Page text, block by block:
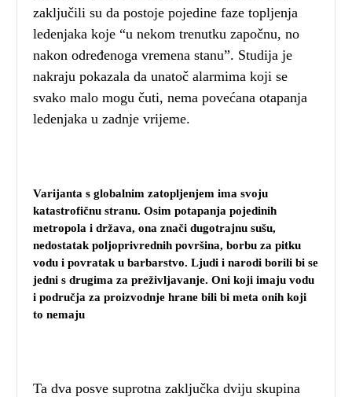
zaključili su da postoje pojedine faze topljenja
ledenjaka koje “u nekom trenutku započnu, no
nakon određenoga vremena stanu”. Studija je
nakraju pokazala da unatoč alarmima koji se
svako malo mogu čuti, nema povećana otapanja
ledenjaka u zadnje vrijeme.
Varijanta s globalnim zatopljenjem ima svoju
katastrofičnu stranu. Osim potapanja pojedinih
metropola i država, ona znači dugotrajnu sušu,
nedostatak poljoprivrednih površina, borbu za pitku
vodu i povratak u barbarstvo. Ljudi i narodi borili bi se
jedni s drugima za preživljavanje. Oni koji imaju vodu
i područja za proizvodnje hrane bili bi meta onih koji
to nemaju
Ta dva posve suprotna zaključka dviju skupina